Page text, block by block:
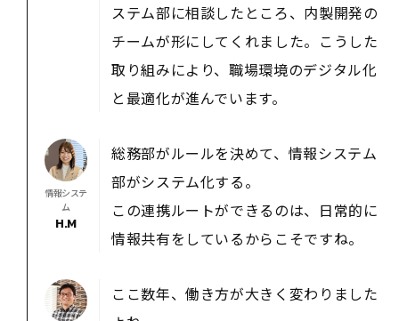
ステム部に相談したところ、内製開発の
チームが形にしてくれました。こうした
取り組みにより、職場環境のデジタル化
と最適化が進んでいます。
情報システ
ム
H.M
総務部がルールを決めて、情報システム
部がシステム化する。
この連携ルートができるのは、日常的に
情報共有をしているからこそですね。
ここ数年、働き方が大きく変わりました